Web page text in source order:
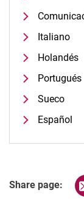
Italiano
Holandés
Portugués
Sueco
Español
Share page: